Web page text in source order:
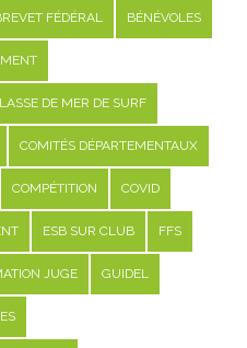
FÉDÉRAL BÉNÉVOLES
DE MER DE SURF
COMITÉS DÉPARTEMENTAUX
COMPÉTITION COVID
ESB SUR CLUB FFS
JUGE GUIDEL